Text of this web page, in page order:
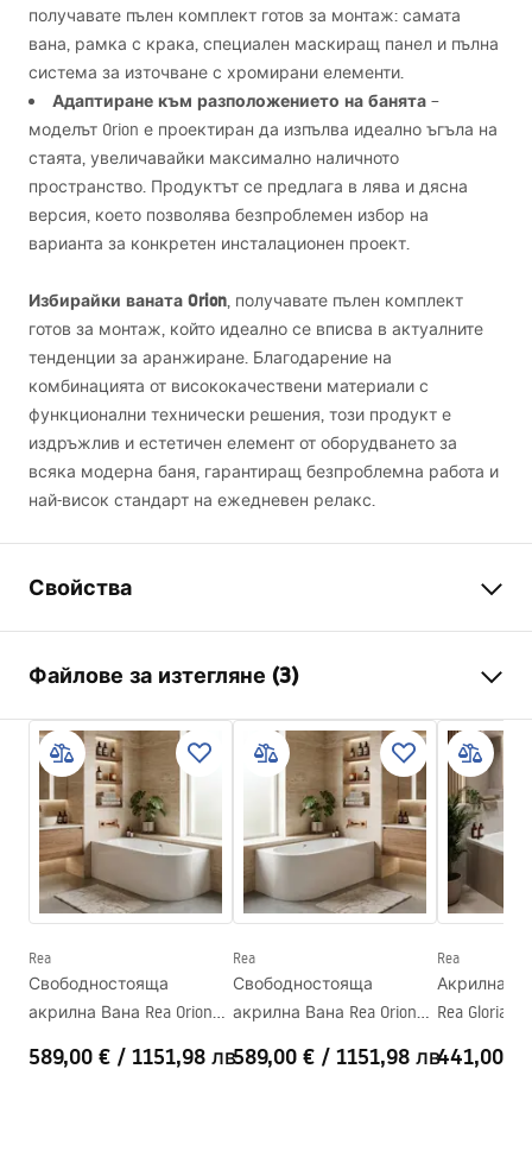
получавате пълен комплект готов за монтаж: самата
вана, рамка с крака, специален маскиращ панел и пълна
система за източване с хромирани елементи.
Адаптиране към разположението на банята –
моделът Orion е проектиран да изпълва идеално ъгъла на
стаята, увеличавайки максимално наличното
пространство. Продуктът се предлага в лява и дясна
версия, което позволява безпроблемен избор на
варианта за конкретен инсталационен проект.
Избирайки ваната Orion, получавате пълен комплект
готов за монтаж, който идеално се вписва в актуалните
тенденции за аранжиране. Благодарение на
комбинацията от висококачествени материали с
функционални технически решения, този продукт е
издръжлив и естетичен елемент от оборудването за
всяка модерна баня, гарантиращ безпроблемна работа и
най-висок стандарт на ежедневен релакс.
Свойства
Цвят
Бял
Материал
Акрил
Дължина
1595
mm
Ширина
750mm
Височина
560mm
Страна на монтаж
Лява
Сифон и тапа включени
Да
Гаранция
Файлове за изтегляне (3)
Информация за безопасност
WARUNKI_BEZPIECZENSTWA_WANNY.pdf
Гаранционни условия
Warranty_Terms_and_Conditions_Bathtubs.pdf
Инструкции за монтаж
Orion_160_170.pdf
Rea
Свободностояща
акрилна Вана Rea Orion
589,00 € / 1151,98 лв
Rea
Свободностояща
акрилна Вана Rea Orion
589,00 € / 1151,98 лв
Rea
Акрилна
Rea Gloria
441,00 €